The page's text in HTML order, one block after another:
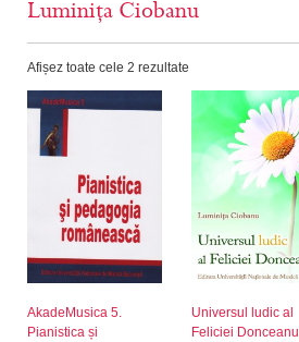
Luminița Ciobanu
Afișez toate cele 2 rezultate
AkadeMusica 5.
Pianistica și
Universul ludic al
Feliciei Donceanu